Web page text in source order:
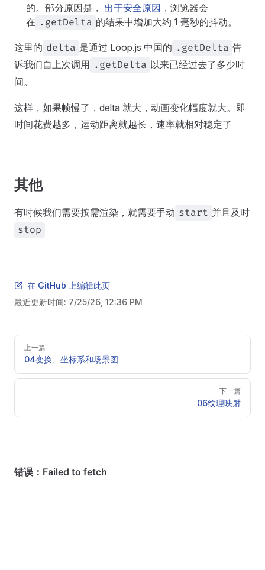
的。部分原因是， 出于安全原因 ，浏览器会
在 .getDelta 的结果中增加大约 1 毫秒的抖动。
这里的 delta 是通过 Loop.js 中国的 .getDelta 告
诉我们自上次调用 .getDelta 以来已经过去了多少时
间。
这样，如果帧慢了，delta 就大，动画变化幅度就大。即
时间花费越多，运动距离就越长，速率就相对稳定了
其他
有时候我们需要按需渲染，就需要手动 start 并且及时
stop
在 GitHub 上编辑此页
最近更新时间: 7/25/26, 12:36 PM
Pager
上一篇
04变换、坐标系和场景图
下一篇
06纹理映射